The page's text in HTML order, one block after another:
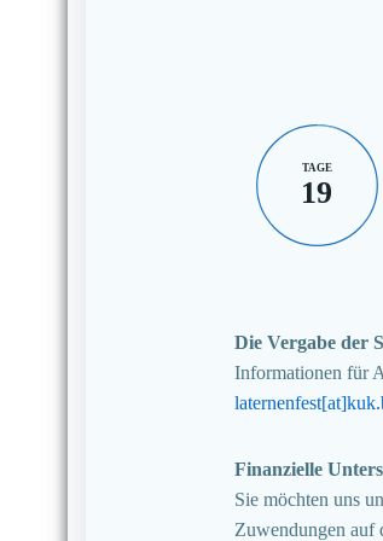
TAGE
19
Die Vergabe der
Informationen für
Finanzielle
Sie möchten uns
Zuwendungen